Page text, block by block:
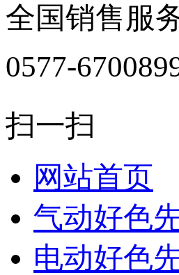
全国销售服务
0577-
扫一扫
网站首页
气动好色
电动好色